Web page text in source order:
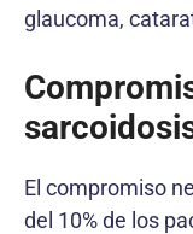
glaucoma,
El compromiso
del 10% de los